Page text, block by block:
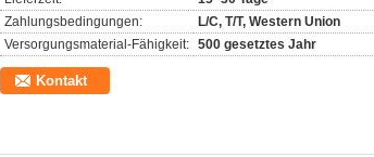
Zahlungsbedingungen:
L/C, T/T, Western Union
Versorgungsmaterial-Fähigkeit: 500 gesetztes Jahr
Kontakt